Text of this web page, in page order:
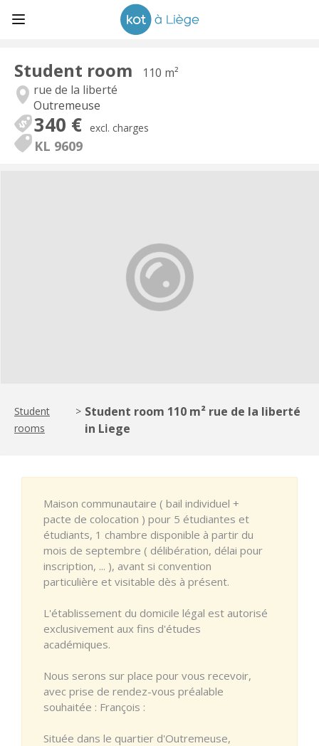
Student room
110 m²
rue de la liberté
Outremeuse
340 € excl. charges
KL 9609
Student
rooms
> Student room 110 m² rue de la liberté
in Liege
Maison communautaire ( bail individuel +
pacte de colocation ) pour 5 étudiantes et
étudiants, 1 chambre disponible à partir du
mois de septembre ( délibération, délai pour
inscription, ... ), avant si convention
particulière et visitable dès à présent.
L'établissement du domicile légal est autorisé
exclusivement aux fins d'études
académiques.
Nous serons sur place pour vous recevoir,
avec prise de rendez-vous préalable
souhaitée : François :
Située dans le quartier d'Outremeuse,